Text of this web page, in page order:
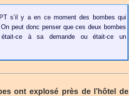
s’il y a en ce moment des bombes qui
peut donc penser que ces deux bombes
ce à sa demande ou était-ce un
ont explosé près de l’hôtel de